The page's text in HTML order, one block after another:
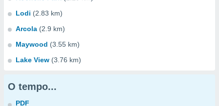
Lodi (2.83 km)
Arcola (2.9 km)
Maywood (3.55 km)
Lake View (3.76 km)
O tempo...
PDF